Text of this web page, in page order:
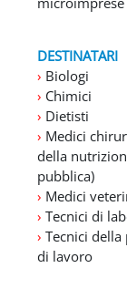
DESTINATARI
› Biologi
› Chimici
› Dietisti
› Medici
della
pubblica)
› Medici
› Tecnici di
› Tecnici
di lavoro